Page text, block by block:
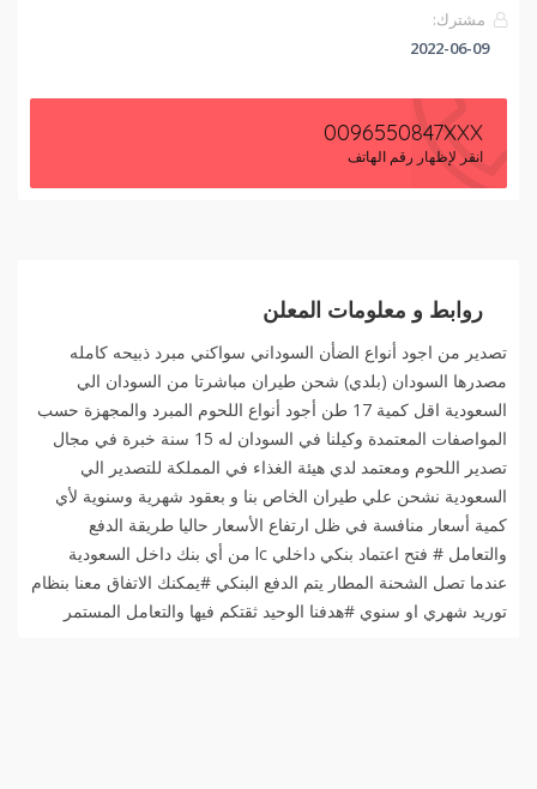
مشترك:
2022-06-09
0096550847XXX
انقر لإظهار رقم الهاتف
روابط و معلومات المعلن
تصدير من اجود أنواع الضأن السوداني سواكني مبرد ذبيحه كامله
مصدرها السودان (بلدي) شحن طيران مباشرتا من السودان الي
السعودية اقل كمية 17 طن أجود أنواع اللحوم المبرد والمجهزة حسب
المواصفات المعتمدة وكيلنا في السودان له 15 سنة خبرة في مجال
تصدير اللحوم ومعتمد لدي هيئة الغذاء في المملكة للتصدير الي
السعودية نشحن علي طيران الخاص بنا و بعقود شهرية وسنوية لأي
كمية أسعار منافسة في ظل ارتفاع الأسعار حاليا طريقة الدفع
والتعامل # فتح اعتماد بنكي داخلي lc من أي بنك داخل السعودية
عندما تصل الشحنة المطار يتم الدفع البنكي #يمكنك الاتفاق معنا بنظام
توريد شهري او سنوي #هدفنا الوحيد ثقتكم فيها والتعامل المستمر